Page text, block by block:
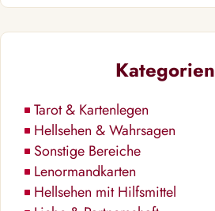
Kategorien
Tarot & Kartenlegen
Hellsehen & Wahrsagen
Sonstige Bereiche
Lenormandkarten
Hellsehen mit Hilfsmittel